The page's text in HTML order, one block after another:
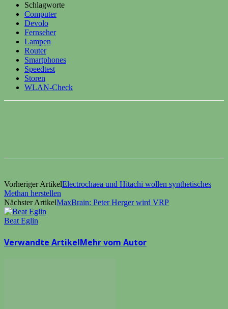
Schlagworte
Computer
Devolo
Fernseher
Lampen
Router
Smartphones
Speedtest
Storen
WLAN-Check
Vorheriger ArtikelElectrochaea und Hitachi wollen synthetisches
Methan herstellen
Nächster ArtikelMaxBrain: Peter Herger wird VRP
Beat Eglin
Verwandte ArtikelMehr vom Autor